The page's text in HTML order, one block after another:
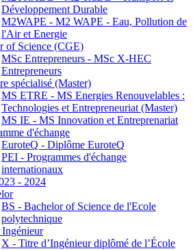
Développement Durable
M2WAPE - M2 WAPE - Eau, Pollution de
l'Air et Energie
of Science (CGE)
MSc Entrepreneurs - MSc X-HEC
Entrepreneurs
spécialisé (Master)
MS ETRE - MS Energies Renouvelables :
Technologies et Entrepreneuriat (Master)
MS IE - MS Innovation et Entreprenariat
d'échange
EuroteQ - Diplôme EuroteQ
PEI - Programmes d'échange
internationaux
- 2024
BS - Bachelor of Science de l'Ecole
polytechnique
X - Titre d’Ingénieur diplômé de l’École